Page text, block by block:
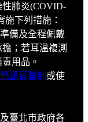
性肺炎(COVID-
施下列措施：
備及全程佩戴
；若耳溫複測
用品。
簡訊實聯制 或使
臺北市政府各